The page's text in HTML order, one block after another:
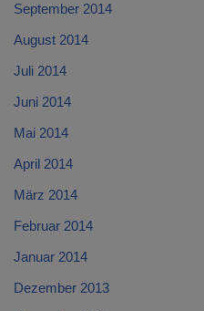
September 2014
August 2014
Juli 2014
Juni 2014
Mai 2014
April 2014
März 2014
Februar 2014
Januar 2014
Dezember 2013